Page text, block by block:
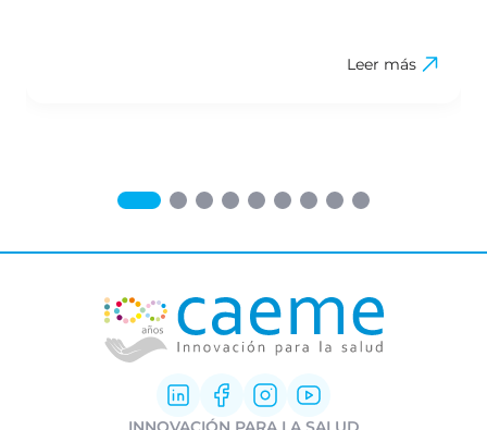
Leer más